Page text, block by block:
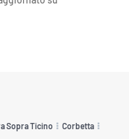
Sopra Ticino Corbetta